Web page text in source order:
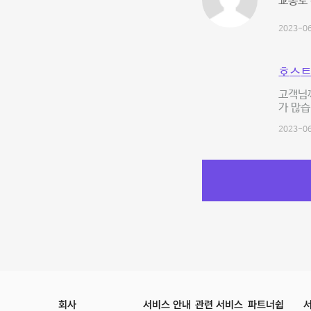
2023-
호스
고객님
가 많
2023-
회사 서비스 안내 관련 서비스 파트너쉽